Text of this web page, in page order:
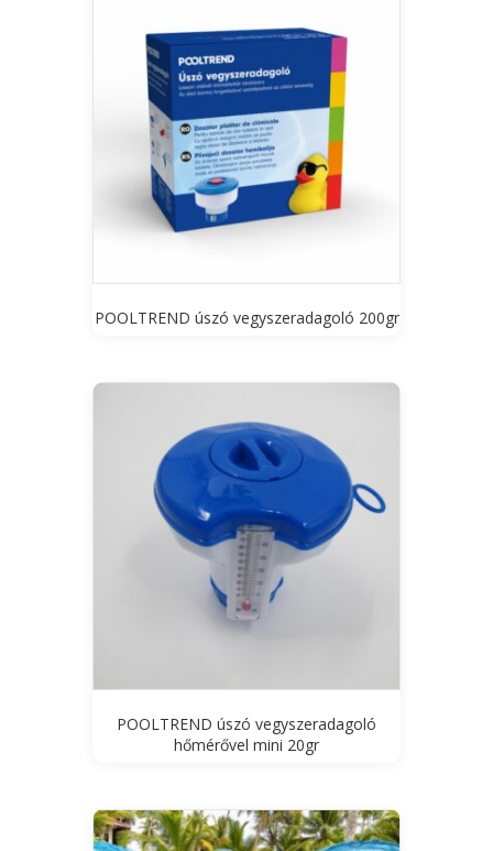
POOLTREND úszó vegyszeradagoló 200gr
POOLTREND úszó vegyszeradagoló
hőmérővel mini 20gr